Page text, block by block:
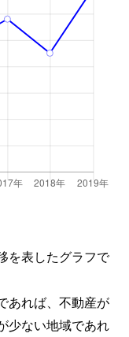
を表したグラフで
あれば、不動産が
少ない地域であれ